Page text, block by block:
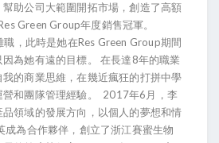
助公司大範圍開拓市場，創造了高額
Green Group年度銷售冠軍。
，此時是她在Res Green Group期間
為她有遠的目標。 在長達8年的職業
的商業思維，在幾近瘋狂的打拼中學
營和團隊管理經驗。 2017年6月，李
領域的發展方向，以個人的夢想和情
成為合作夥伴，創立了浙江賽蜜生物